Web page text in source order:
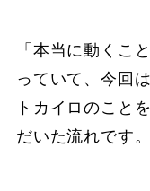
「本当に動くこ
っていて、今回
トカイロのこと
だいた流れです。